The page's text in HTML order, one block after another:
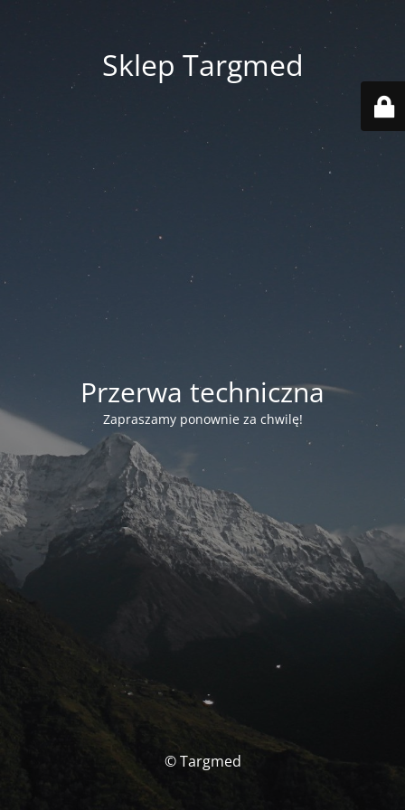
Sklep Targmed
Przerwa techniczna
Zapraszamy ponownie za chwilę!
© Targmed